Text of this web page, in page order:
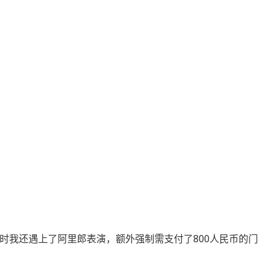
我还遇上了阿里郎表演，额外强制需支付了800人民币的门